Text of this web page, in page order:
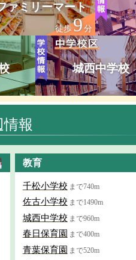
ァミリーマート
徒歩9分
城西中学校
報
教育
千松小学校 まで740m
佐古小学校 まで1490m
城西中学校 まで960m
春日保育園 まで400m
青葉保育園 まで520m